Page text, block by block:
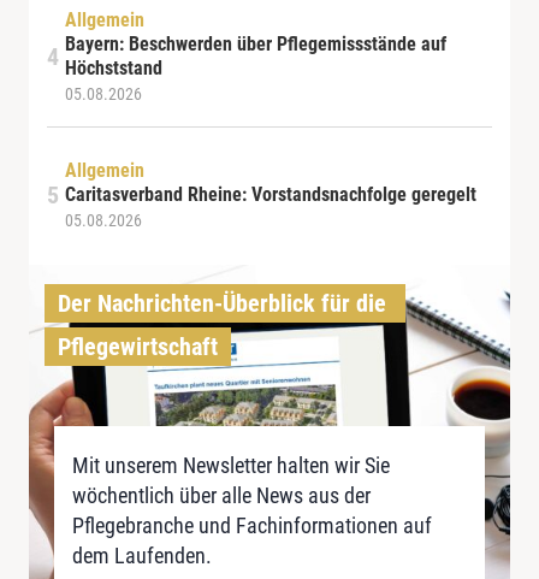
Allgemein
Bayern: Beschwerden über Pflegemissstände auf
Höchststand
05.08.2026
Allgemein
Caritasverband Rheine: Vorstandsnachfolge geregelt
05.08.2026
Der Nachrichten-Überblick für die
Pflegewirtschaft
Mit unserem Newsletter halten wir Sie
wöchentlich über alle News aus der
Pflegebranche und Fachinformationen auf
dem Laufenden.